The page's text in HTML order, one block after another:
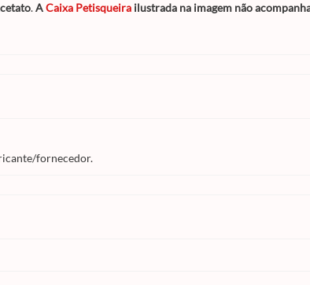
.ACaixa Petisqueira ilustrada na imagem não
fornecedor.